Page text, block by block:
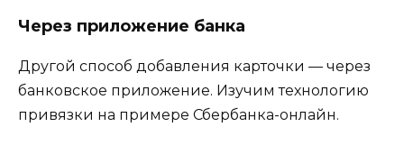
Через приложение банка
Другой способ добавления карточки — через
банковское приложение. Изучим технологию
привязки на примере Сбербанка-онлайн.